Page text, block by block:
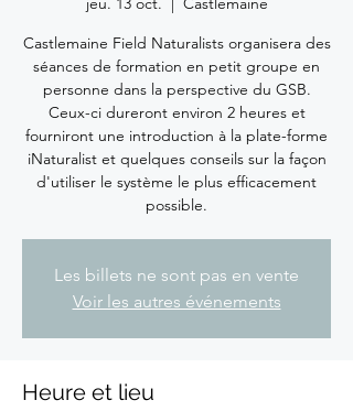
Castlemaine Field Naturalists organisera des
séances de formation en petit groupe en
personne dans la perspective du GSB.
Ceux-ci dureront environ 2 heures et
fourniront une introduction à la plate-forme
iNaturalist et quelques conseils sur la façon
d'utiliser le système le plus efficacement
possible.
Les billets ne sont pas en vente
Voir les autres événements
Heure et lieu